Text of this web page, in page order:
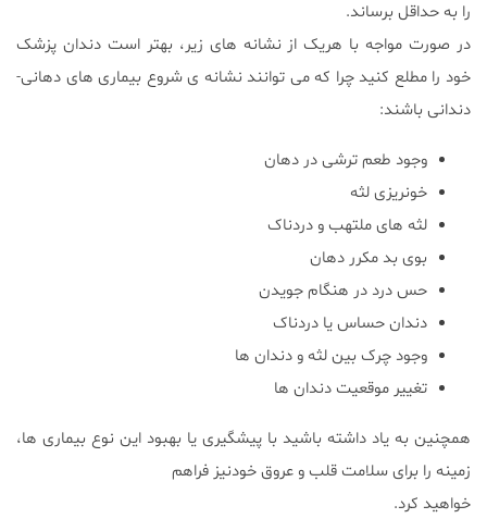
را به حداقل برساند.
در صورت مواجه با هریک از نشانه های زیر، بهتر است دندان پزشک
خود را مطلع کنید چرا که می توانند نشانه ی شروع بیماری های دهانی-
دندانی باشند:
وجود طعم ترشی در دهان
خونریزی لثه
لثه های ملتهب و دردناک
بوی بد مکرر دهان
حس درد در هنگام جویدن
دندان حساس یا دردناک
وجود چرک بین لثه و دندان ها
تغییر موقعیت دندان ها
همچنین به یاد داشته باشید با پیشگیری یا بهبود این نوع بیماری ها،
زمینه را برای سلامت قلب و عروق خودنیز فراهم
خواهید کرد.